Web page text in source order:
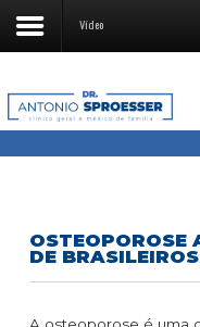
Vídeo
OSTEOPOROSE
DE BRASILEIROS